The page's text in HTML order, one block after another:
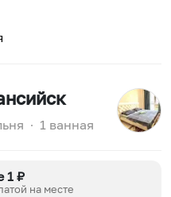
∙ 1 ванная
1 ₽
на месте